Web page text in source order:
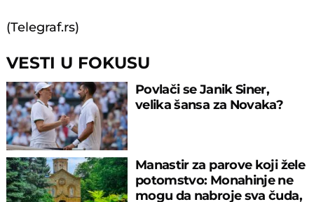
(Telegraf.rs)
VESTI U FOKUSU
Povlači se Janik Siner,
velika šansa za Novaka?
Manastir za parove koji žele
potomstvo: Monahinje ne
mogu da nabroje sva čuda,